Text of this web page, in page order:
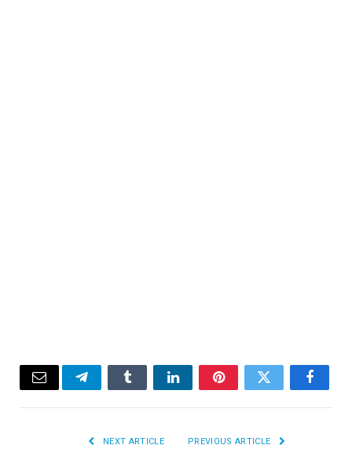
Facebook
Twitter
Pinterest
LinkedIn
Tumblr
Telegram
Email
NEXT ARTICLE